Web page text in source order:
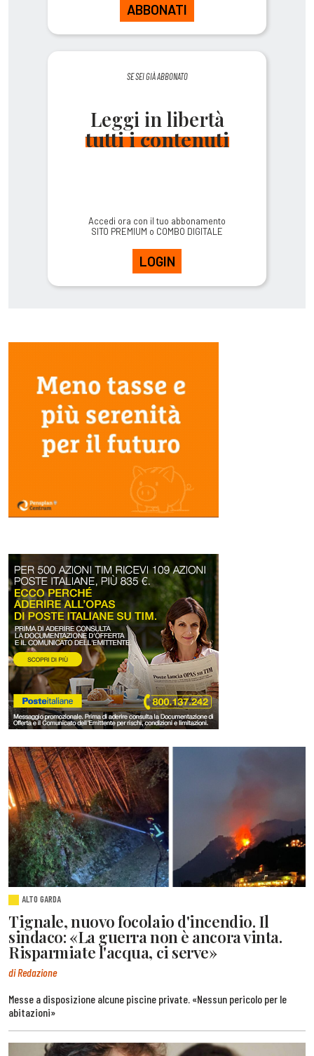
ABBONATI
SE SEI GIÀ ABBONATO
Leggi in libertà
tutti i contenuti
Accedi ora con il tuo abbonamento
SITO PREMIUM o COMBO DIGITALE
LOGIN
ALTO GARDA
Tignale, nuovo focolaio d'incendio. Il
sindaco: «La guerra non è ancora vinta.
Risparmiate l'acqua, ci serve»
di Redazione
Messe a disposizione alcune piscine private. «Nessun pericolo per le
abitazioni»